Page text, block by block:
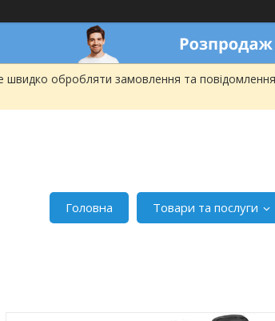
обробляти замовлення та
Головна Товари та послуги